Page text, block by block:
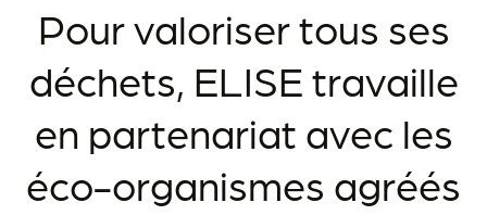
Pour valoriser tous ses
déchets, ELISE travaille
en partenariat avec les
éco-organismes agréés